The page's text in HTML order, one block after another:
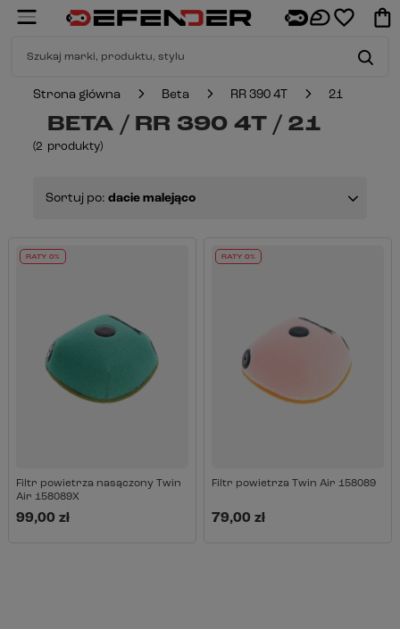
Strona główna Beta RR 390 4T 21
BETA / RR 390 4T / 21
(2 produkty)
Sortuj po: dacie malejąco
RATY 0%
Filtr powietrza nasączony Twin
Air 158089X
99,00 zł
RATY 0%
Filtr powietrza Twin Air 158089
79,00 zł